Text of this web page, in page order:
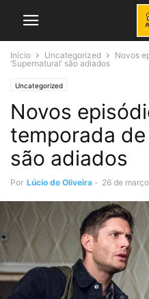
Início Uncategorized
Novos
‘Supernatural’ são adiados
Uncategorized
Novos
temporada de
são adiados
Por Lúcio de Oliveira - 26 de